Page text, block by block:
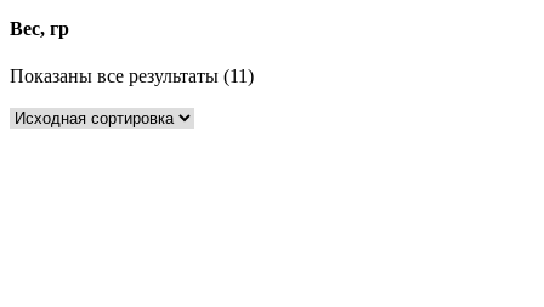
Вес, гр
Показаны все результаты (11)